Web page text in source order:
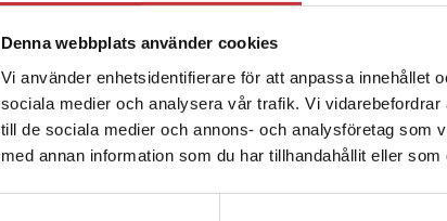
Denna webbplats använder cookies
Vi använder enhetsidentifierare för att anpassa innehållet
sociala medier och analysera vår trafik. Vi
till de sociala medier och annons- och analysföretag som
med annan information som du har tillhandahållit eller
Det verkar som att du
enhet utanför Sverige. Vi
Sverige. För att kunna
leveransadressen vara i